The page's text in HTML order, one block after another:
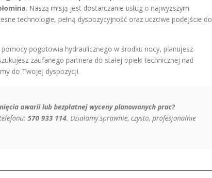
. Naszą misją jest dostarczanie usług o najwyższym
technologie, pełną dyspozycyjność oraz uczciwe podejście do
pogotowia hydraulicznego w środku nocy, planujesz
zaufanego partnera do stałej opieki technicznej nad
do Twojej dyspozycji.
awarii lub bezpłatnej wyceny planowanych prac?
570 933 114. Działamy sprawnie, czysto, profesjonalnie